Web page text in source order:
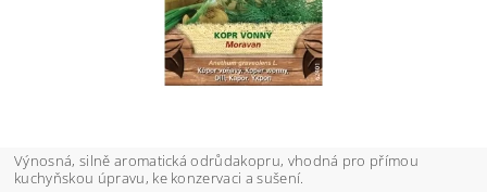
Výnosná, silně aromatická odrůdakopru, vhodná pro přímou
kuchyňskou úpravu, ke konzervaci a sušení.